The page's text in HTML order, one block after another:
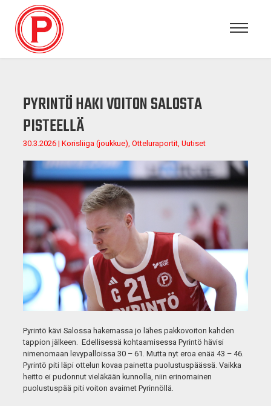
PYRINTÖ HAKI VOITON SALOSTA
PISTEELLÄ
30.3.2026 | Korisliiga (joukkue), Otteluraportit, Uutiset
Pyrintö kävi Salossa hakemassa jo lähes pakkovoiton kahden
tappion jälkeen. Edellisessä kohtaamisessa Pyrintö hävisi
nimenomaan levypalloissa 30 – 61. Mutta nyt eroa enää 43 – 46.
Pyrintö piti läpi ottelun kovaa painetta puolustuspäässä. Vaikka
heitto ei pudonnut vieläkään kunnolla, niin erinomainen
puolustuspää piti voiton avaimet Pyrinnöllä.